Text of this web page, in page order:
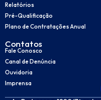
Relatórios
Pré-Qualificação
Plano de Contratações Anual
Contatos
Fale Conosco
Canal de Denúncia
Ouvidoria
Imprensa